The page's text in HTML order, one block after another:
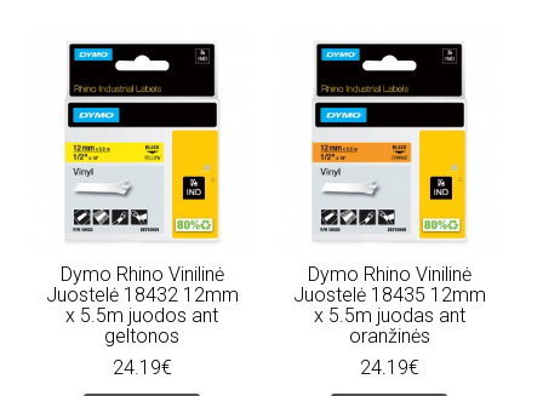
Dymo Rhino Vinilinė
Juostelė 18432 12mm
x 5.5m juodos ant
geltonos
24.19€
Dymo Rhino Vinilinė
Juostelė 18435 12mm
x 5.5m juodas ant
oranžinės
24.19€